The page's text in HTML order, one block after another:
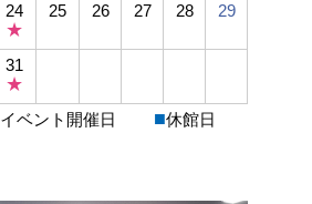
24
★
25 26 27 28 29
31
★
イベント開催日 ■休館日